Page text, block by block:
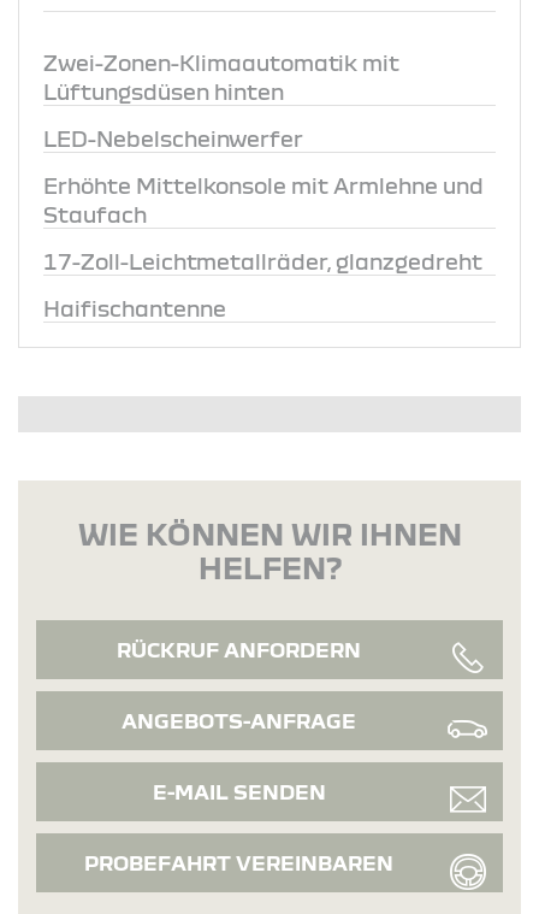
Zwei-Zonen-Klimaautomatik mit
Lüftungsdüsen hinten
LED-Nebelscheinwerfer
Erhöhte Mittelkonsole mit Armlehne und
Staufach
17-Zoll-Leichtmetallräder, glanzgedreht
Haifischantenne
WIE KÖNNEN WIR IHNEN
HELFEN?
RÜCKRUF ANFORDERN
ANGEBOTS-ANFRAGE
E-MAIL SENDEN
PROBEFAHRT VEREINBAREN